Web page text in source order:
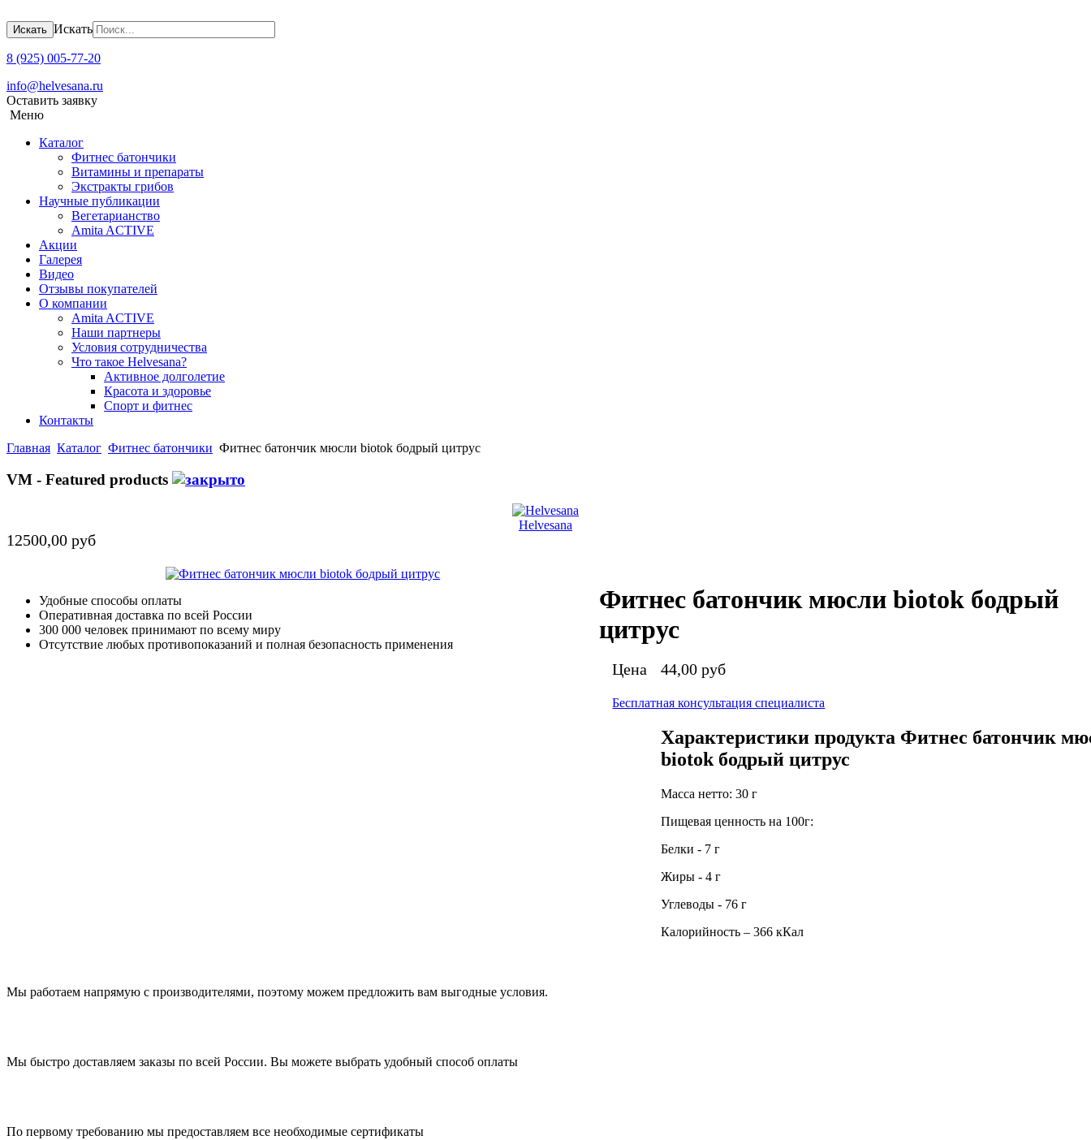
Искать Искать
8 (925) 005-77-20
info@helvesana.ru
Оставить заявку
Меню
Каталог
Фитнес батончики
Витамины и препараты
Экстракты грибов
Научные публикации
Вегетарианство
Amita ACTIVE
Акции
Галерея
Видео
Отзывы покупателей
О компании
Amita ACTIVЕ
Наши партнеры
Условия сотрудничества
Что такое Helvesana?
Активное долголетие
Красота и здоровье
Спорт и фитнес
Контакты
Главная Каталог Фитнес батончики Фитнес батончик мюсли biotok бодрый цитрус
VM - Featured products
Helvesana
12500,00 руб
Фитнес батончик мюсли biotok бодрый
цитрус
Цена 44,00 руб
Бесплатная консультация специалиста
Характеристики продукта Фитнес батончик
biotok бодрый цитрус
Масса нетто: 30 г
Пищевая ценность на 100г:
Белки - 7 г
Жиры - 4 г
Углеводы - 76 г
Калорийность – 366 кКал
Удобные способы оплаты
Оперативная доставка по всей России
300 000 человек принимают по всему миру
Отсутствие любых противопоказаний и полная безопасность применения
Мы работаем напрямую с производителями, поэтому можем предложить вам выгодные условия.
Мы быстро доставляем заказы по всей России. Вы можете выбрать удобный способ оплаты
По первому требованию мы предоставляем все необходимые сертификаты